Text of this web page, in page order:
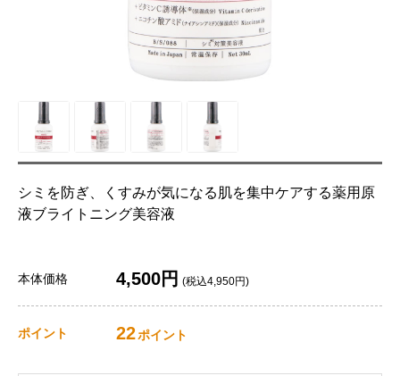
シミを防ぎ、くすみが気になる肌を集中ケアする薬用原
液ブライトニング美容液
本体価格 4,500円 (税込4,950円)
ポイント 22ポイント